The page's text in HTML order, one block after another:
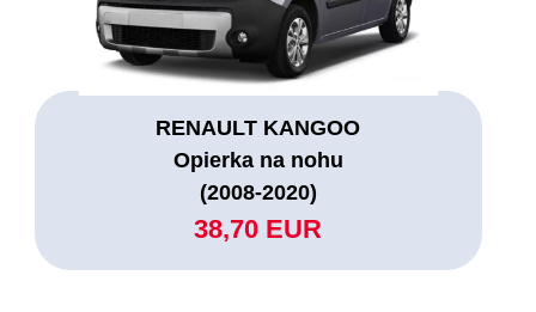
RENAULT KANGOO
Opierka na nohu
(2008-2020)
38,70 EUR